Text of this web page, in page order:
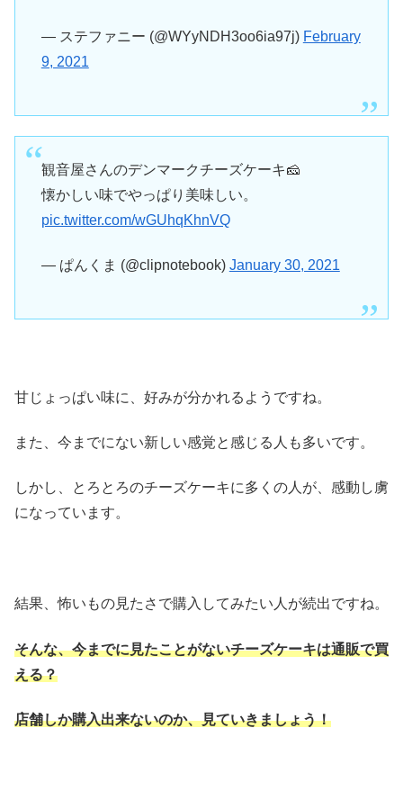
— ステファニー (@WYyNDH3oo6ia97j) February
9, 2021
観音屋さんのデンマークチーズケーキ🧀
懐かしい味でやっぱり美味しい。
pic.twitter.com/wGUhqKhnVQ
— ぱんくま (@clipnotebook) January 30, 2021
甘じょっぱい味に、好みが分かれるようですね。
また、今までにない新しい感覚と感じる人も多いです。
しかし、とろとろのチーズケーキに多くの人が、感動し虜
になっています。
結果、怖いもの見たさで購入してみたい人が続出ですね。
そんな、今までに見たことがないチーズケーキは通販で買
える？
店舗しか購入出来ないのか、見ていきましょう！